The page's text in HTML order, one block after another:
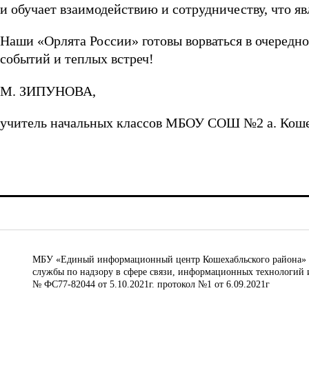
и обучает взаимодействию и сотрудничеству, что
Наши «Орлята России» готовы ворваться в
событий и теплых встреч!
М. ЗИПУНОВА,
учитель начальных классов МБОУ СОШ №2 а.
МБУ «Единый информационный центр Кошехабльского района»
службы по надзору в сфере связи, информационных
№ ФС77-82044 от 5.10.2021г. протокол №1 от 6.09.2021г